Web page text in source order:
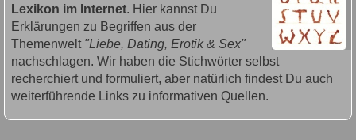
Lexikon im Internet. Hier kannst Du
Erklärungen zu Begriffen aus der
Themenwelt "Liebe, Dating, Erotik & Sex"
nachschlagen. Wir haben die Stichwörter selbst
recherchiert und formuliert, aber natürlich findest Du auch
weiterführende Links zu informativen Quellen.